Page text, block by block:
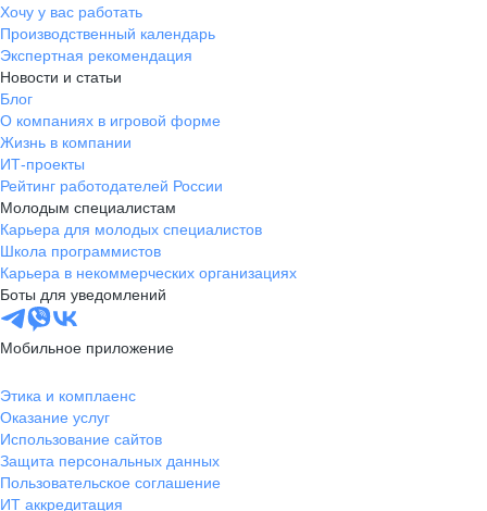
Хочу у вас работать
Производственный календарь
Экспертная рекомендация
Новости и статьи
Блог
О компаниях в игровой форме
Жизнь в компании
ИТ-проекты
Рейтинг работодателей России
Молодым специалистам
Карьера для молодых специалистов
Школа программистов
Карьера в некоммерческих организациях
Боты для уведомлений
Мобильное приложение
Этика и комплаенс
Оказание услуг
Использование сайтов
Защита персональных данных
Пользовательское соглашение
ИТ аккредитация